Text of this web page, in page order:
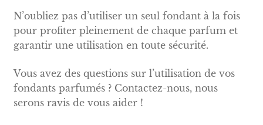
N’oubliez pas d’utiliser un seul fondant à la fois
pour profiter pleinement de chaque parfum et
garantir une utilisation en toute sécurité.
Vous avez des questions sur l’utilisation de vos
fondants parfumés ? Contactez-nous, nous
serons ravis de vous aider !